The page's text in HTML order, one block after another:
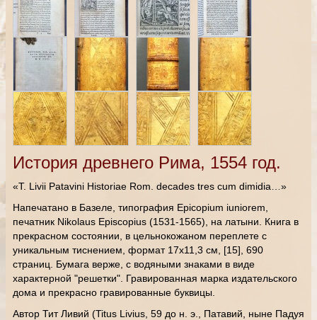
История древнего Рима, 1554 год.
«T. Livii Patavini Historiae Rom. decades tres cum dimidia…»
Напечатано в Базеле, типография Epicopium iuniorem,
печатник Nikolaus Episcopius (1531-1565), на латыни. Книга в
прекрасном состоянии, в цельнокожаном переплете с
уникальным тиснением, формат 17х11,3 см, [15], 690
страниц. Бумага верже, с водяными знаками в виде
характерной "решетки". Гравированная марка издательского
дома и прекрасно гравированные буквицы.
Автор Тит Ливий (Titus Livius, 59 до н. э., Патавий, ныне Падуя